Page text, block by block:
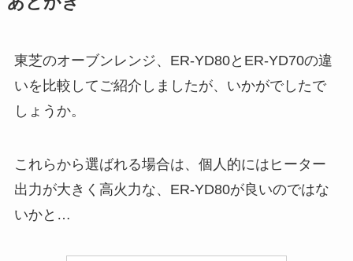
東芝のオーブンレンジ、ER-YD80とER-YD70の違
いを比較してご紹介しましたが、いかがでしたで
しょうか。
これらから選ばれる場合は、個人的にはヒーター
出力が大きく高火力な、ER-YD80が良いのではな
いかと…